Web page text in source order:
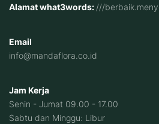
Alamat what3words: ///
Email
info@mandaflora.co.id
Jam Kerja
Senin - Jumat 09.00 - 17.00
Sabtu dan Minggu: Libur